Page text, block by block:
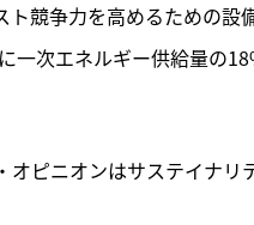
ト競争力を高めるための
一次エネルギー供給量の
ピニオンはサステイナリ